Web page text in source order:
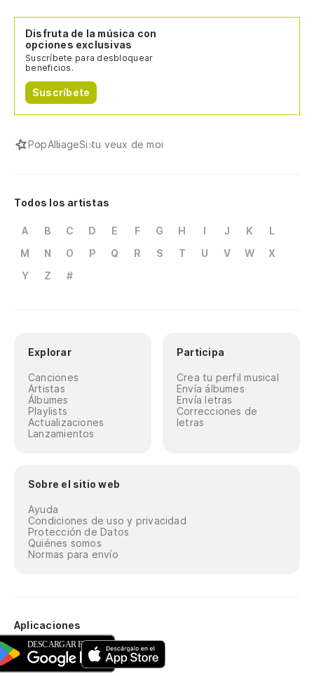
Disfruta de la música con
opciones exclusivas
Suscríbete para desbloquear
beneficios.
Suscríbete
PopAlliageSi tu veux de moi
Todos los artistas
A B C D E F G H I J K
L
M
N O P Q R S T U V W
X
Y
Z #
Explorar
Canciones
Artistas
Álbumes
Playlists
Actualizaciones
Lanzamientos
Participa
Crea tu perfil musical
Envía álbumes
Envía letras
Correcciones de
letras
Sobre el sitio web
Ayuda
Condiciones de uso y privacidad
Protección de Datos
Quiénes somos
Normas para envío
Aplicaciones